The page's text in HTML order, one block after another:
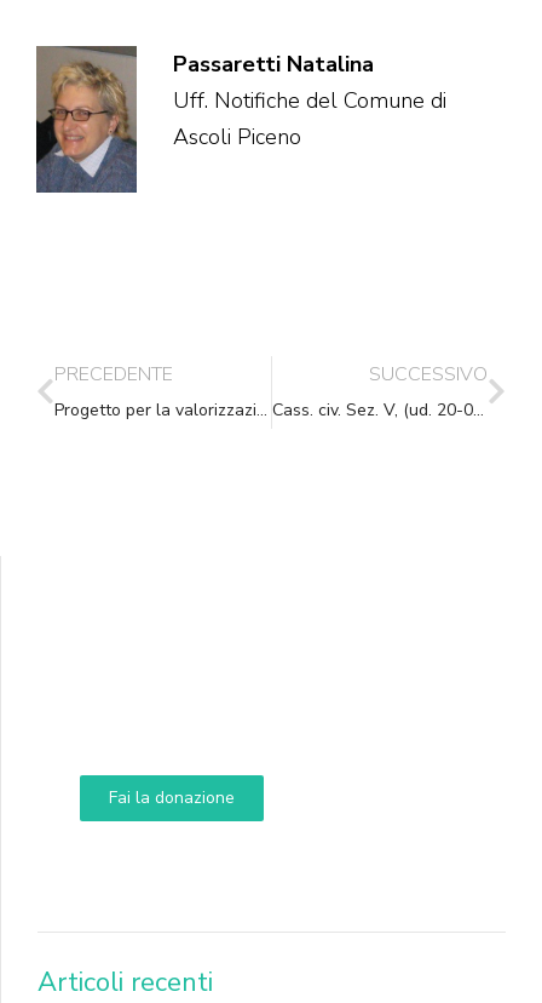
Passaretti Natalina
Uff. Notifiche del Comune di
Ascoli Piceno
PRECEDENTE
Progetto per la valorizzazione del Messo Comunale
SUCCESSIVO
Cass. civ. Sez. V, (ud. 20-03-2006) 19-05-2006, n. 11821
Fai la donazione
DONA
Articoli recenti